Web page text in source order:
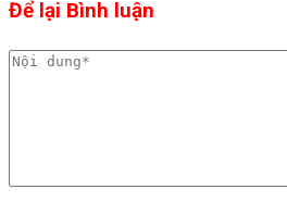
Để lại Bình luận